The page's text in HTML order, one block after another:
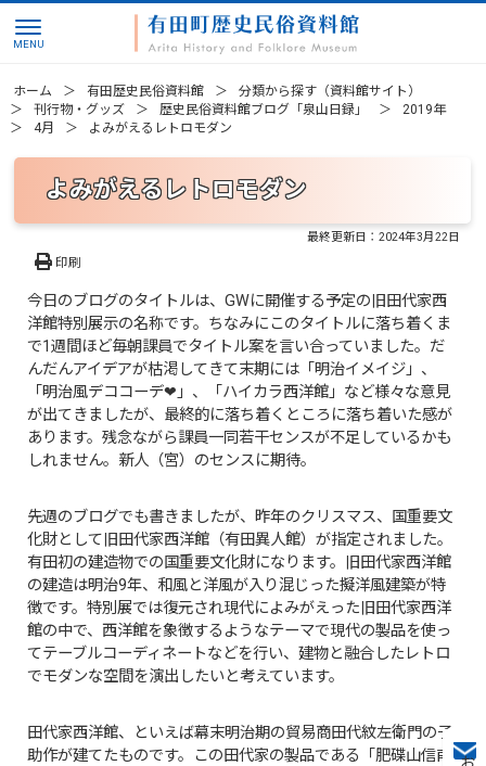
ホーム 有田歴史民俗資料館
分類から探す（資料館サイト）
刊行物・グッズ
歴史民俗資料館ブログ「泉山日録」
2019年
4月
よみがえるレトロモダン
よみがえるレトロモダン
最終更新日：2024年3月22日
印刷
今日のブログのタイトルは、GWに開催する予定の旧田代家西
洋館特別展示の名称です。ちなみにこのタイトルに落ち着くま
で1週間ほど毎朝課員でタイトル案を言い合っていました。だ
んだんアイデアが枯渇してきて末期には「明治イメイジ」、
「明治風デココーデ❤」、「ハイカラ西洋館」など様々な意見
が出てきましたが、最終的に落ち着くところに落ち着いた感が
あります。残念ながら課員一同若干センスが不足しているかも
しれません。新人（宮）のセンスに期待。
先週のブログでも書きましたが、昨年のクリスマス、国重要文
化財として旧田代家西洋館（有田異人館）が指定されました。
有田初の建造物での国重要文化財になります。旧田代家西洋館
の建造は明治9年、和風と洋風が入り混じった擬洋風建築が特
徴です。特別展では復元され現代によみがえった旧田代家西洋
館の中で、西洋館を象徴するようなテーマで現代の製品を使っ
てテーブルコーディネートなどを行い、建物と融合したレトロ
でモダンな空間を演出したいと考えています。
田代家西洋館、といえば幕末明治期の貿易商田代紋左衛門の子
助作が建てたものです。この田代家の製品である「肥碟山信甫